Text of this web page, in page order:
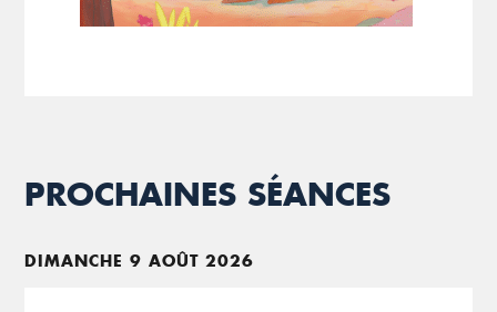
PROCHAINES SÉANCES
DIMANCHE 9 AOÛT 2026